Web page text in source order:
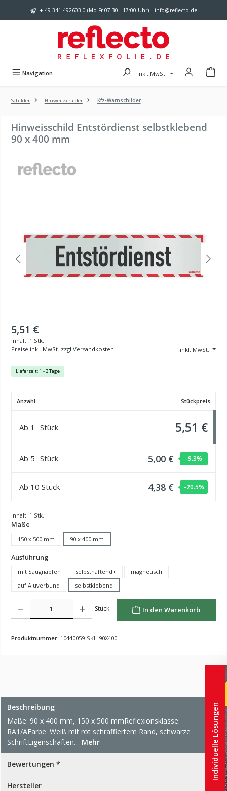
Zum Hauptinhalt springen
+ 49 341 492603-0 (Mo-Fr 07:30 - 17:00 Uhr) | info@reflecto.de
Navigation inkl. MwSt.
Schilder Hinweisschilder Kfz-Warnschilder
Hinweisschild Entstördienst selbstklebend
90 x 400 mm
5,51 €
Inhalt: 1 Stk.
inkl. MwSt.
Preise inkl. MwSt. zzgl Versandkosten
Lieferzeit: 1 - 3 Tage
Anzahl Stückpreis
Ab 1 Stück 5,51 €
Ab 5 Stück 5,00 € -9.3%
Ab 10 Stück 4,38 € -20.5%
Inhalt: 1 Stk.
Maße
150 x 500 mm 90 x 400 mm
Ausführungauswählen
mit Saugnäpfen selbsthaftend+
magnetisch
auf Aluverbund
selbstklebend
Produkt Anzahl: Gib den gewünschten Wert ein oder benutze die Schaltflächen um die Anzahl
Stück In den Warenkorb
Produktnummer: 10440059-SKL-90X400
Beschreibung
Maße: 90 x 400 mm, 150 x 500 mmReflexionsklasse:
RA1/AFarbe: Weiß mit rot schraffiertem Rand, schwarze
SchriftEigenschaften… Mehr
Bewertungen *
Hersteller
Individuelle Lösungen